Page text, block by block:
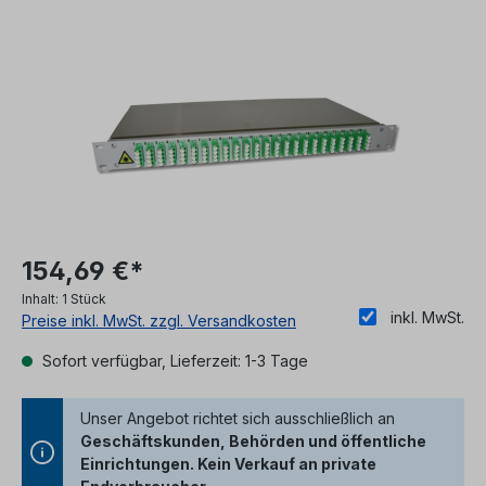
154,69 €*
Inhalt: 1 Stück
inkl. MwSt.
Preise inkl. MwSt. zzgl. Versandkosten
Sofort verfügbar, Lieferzeit: 1-3 Tage
Unser Angebot richtet sich ausschließlich an
Geschäftskunden, Behörden und öffentliche
Einrichtungen. Kein Verkauf an private